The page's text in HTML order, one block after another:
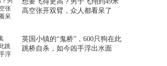
高空张开双臂，众人都看呆了
英国小镇的“鬼桥”，600只狗在此
跳桥自杀，如今凶手浮出水面